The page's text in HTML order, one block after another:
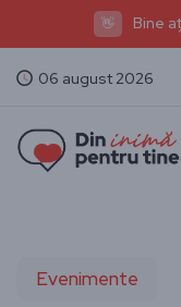
👋 Bine
06 august 2026
Evenimente